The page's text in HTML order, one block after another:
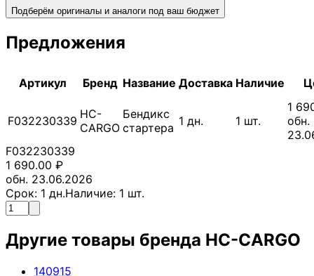
Подберём оригиналы и аналоги под ваш бюджет
Предложения
Артикул Бренд Название Доставка Наличие
F032230339 HC-
CARGO
Бендикс
стартера 1 дн. 1 шт.
1
обн.
F032230339
1 690.00 ₽
обн. 23.06.2026
Срок: 1 дн.Наличие: 1 шт.
Другие товары бренда HC-CARGO
140915